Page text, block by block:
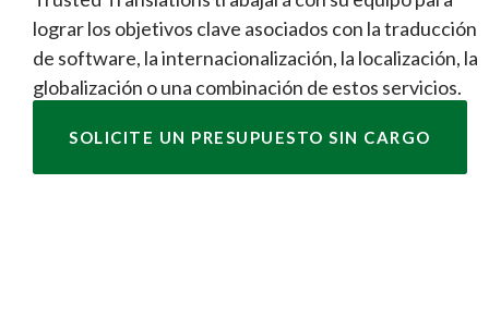
lograr los objetivos clave asociados con la traducción
de software, la internacionalización, la localización, la
globalización o una combinación de estos servicios.
SOLICITE UN PRESUPUESTO SIN CARGO